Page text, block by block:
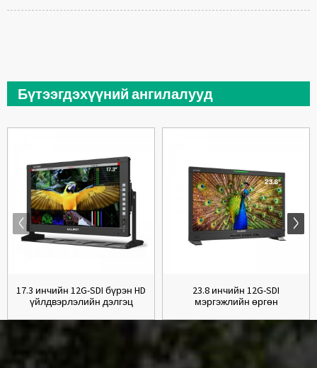
Бүтээгдэхүүний ангилалууд
17.3 инчийн 12G-SDI бүрэн HD
үйлдвэрлэлийн дэлгэц
23.8 инчийн 12G-SDI
мэргэжлийн өргөн